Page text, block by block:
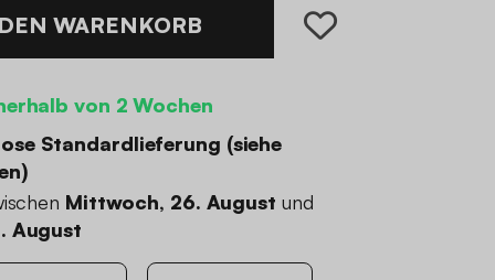
WARENKORB
von 2 Wochen
Standardlieferung (siehe
)
Mittwoch, 26. August und
August